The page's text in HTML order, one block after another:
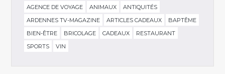
AGENCE DE VOYAGE ANIMAUX
ANTIQUITÉS
ARDENNES TV-MAGAZINE
ARTICLES CADEAUX
BAPTÊME
BIEN-ÊTRE
BRICOLAGE CADEAUX
RESTAURANT
SPORTS
VIN